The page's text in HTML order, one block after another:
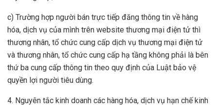
c) Trường hợp người bán trực tiếp đăng thông tin về hàng
hóa, dịch vụ của mình trên website thương mại điện tử thì
thương nhân, tổ chức cung cấp dịch vụ thương mại điện tử
và thương nhân, tổ chức cung cấp hạ tầng không phải là bên
thứ ba cung cấp thông tin theo quy định của Luật bảo vệ
quyền lợi người tiêu dùng.
4. Nguyên tắc kinh doanh các hàng hóa, dịch vụ hạn chế kinh